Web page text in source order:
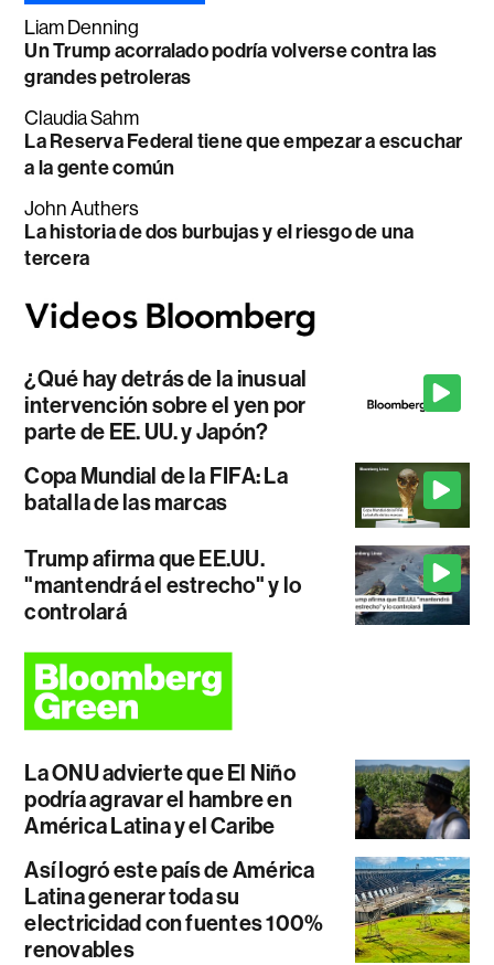
Liam Denning
Un Trump acorralado podría volverse contra las
grandes petroleras
Claudia Sahm
La Reserva Federal tiene que empezar a escuchar
a la gente común
John Authers
La historia de dos burbujas y el riesgo de una
tercera
¿Qué hay detrás de la inusual
intervención sobre el yen por
parte de EE. UU. y Japón?
Copa Mundial de la FIFA: La
batalla de las marcas
Trump afirma que EE.UU.
"mantendrá el estrecho" y lo
controlará
La ONU advierte que El Niño
podría agravar el hambre en
América Latina y el Caribe
Así logró este país de América
Latina generar toda su
electricidad con fuentes 100%
renovables